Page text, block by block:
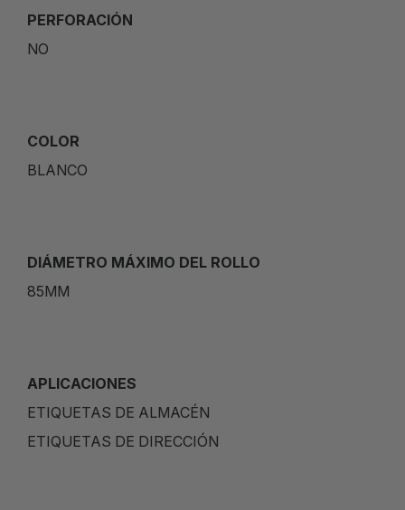
PERFORACIÓN
NO
COLOR
BLANCO
DIÁMETRO MÁXIMO DEL ROLLO
85MM
APLICACIONES
ETIQUETAS DE ALMACÉN
ETIQUETAS DE DIRECCIÓN